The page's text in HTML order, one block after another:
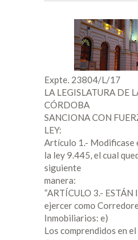
Expte. 23804/L/17
LA LEGISLATURA DE
CÓRDOBA
SANCIONA CON
LEY:
Artículo 1.- Modificase
la ley 9.445, el cual
siguiente
manera:
“ARTÍCULO 3.-
ejercer como
Inmobiliarios: e)
Los comprendidos en